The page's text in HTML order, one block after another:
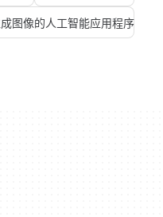
图像的人工智能应用程序